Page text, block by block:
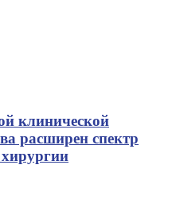
клинической
расширен спектр